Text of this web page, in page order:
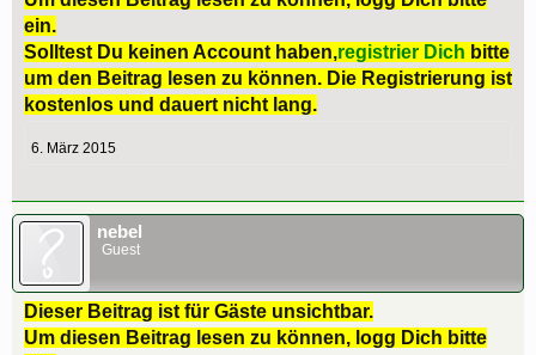
ein.
Solltest Du keinen Account haben,registrier Dich bitte
um den Beitrag lesen zu können. Die Registrierung ist
kostenlos und dauert nicht lang.
6. März 2015
nebel
Guest
Dieser Beitrag ist für Gäste unsichtbar.
Um diesen Beitrag lesen zu können, logg Dich bitte